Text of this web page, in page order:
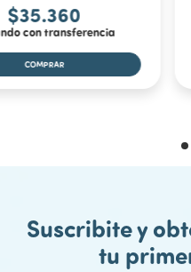
$35.360
con transferencia
Suscribite y
tu